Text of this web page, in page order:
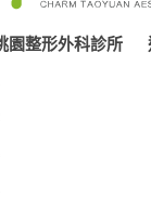
園整形外科診所